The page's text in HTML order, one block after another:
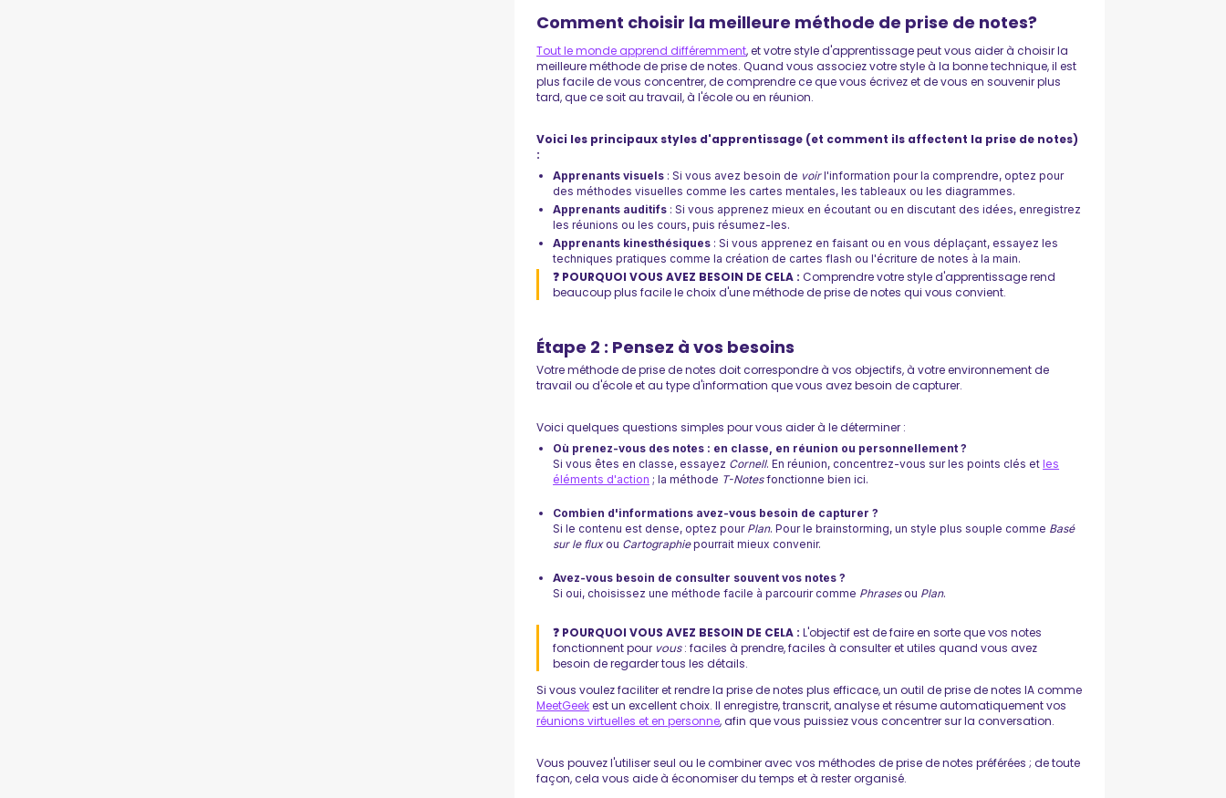
Comment choisir la meilleure méthode de prise de notes?
Tout le monde apprend différemment, et votre style d'apprentissage peut vous aider à choisir la
meilleure méthode de prise de notes. Quand vous associez votre style à la bonne technique, il est
plus facile de vous concentrer, de comprendre ce que vous écrivez et de vous en souvenir plus
tard, que ce soit au travail, à l'école ou en réunion.
Voici les principaux styles d'apprentissage (et comment ils affectent la prise de notes)
:
Apprenants visuels : Si vous avez besoin de voirl'information pour la comprendre, optez pour
des méthodes visuelles comme les cartes mentales, les tableaux ou les diagrammes.
Apprenants auditifs : Si vous apprenez mieux en écoutant ou en discutant des idées, enregistrez
les réunions ou les cours, puis résumez-les.
Apprenants kinesthésiques : Si vous apprenez en faisant ou en vous déplaçant, essayez les
techniques pratiques comme la création de cartes flash ou l'écriture de notes à la main.
❓ POURQUOI VOUS AVEZ BESOIN DE CELA : Comprendre votre style d'apprentissage rend
beaucoup plus facile le choix d'une méthode de prise de notes qui vous convient.
Étape 2 : Pensez à vos besoins
Votre méthode de prise de notes doit correspondre à vos objectifs, à votre environnement de
travail ou d'école et au type d'information que vous avez besoin de capturer.
Voici quelques questions simples pour vous aider à le déterminer :
Où prenez-vous des notes : en classe, en réunion ou personnellement ?
Si vous êtes en classe, essayez Cornell. En réunion, concentrez-vous sur les points clés etles
éléments d'action ; la méthode T-Notesfonctionne bien ici.
Combien d'informations avez-vous besoin de capturer ?
Si le contenu est dense, optez pour Plan. Pour le brainstorming, un style plus souple comme Basé
sur le fluxou Cartographiepourrait mieux convenir.
Avez-vous besoin de consulter souvent vos notes ?
Si oui, choisissez une méthode facile à parcourir comme Phrasesou Plan.
❓ POURQUOI VOUS AVEZ BESOIN DE CELA :L'objectif est de faire en sorte que vos notes
fonctionnent pour vous: faciles à prendre, faciles à consulter et utiles quand vous avez
besoin de regarder tous les détails.
Si vous voulez faciliter et rendre la prise de notes plus efficace, un outil de prise de notes IA comme
MeetGeekest un excellent choix. Il enregistre, transcrit, analyse et résume automatiquement vos
réunions virtuelles et en personne, afin que vous puissiez vous concentrer sur la conversation.
Vous pouvez l'utiliser seul ou le combiner avec vos méthodes de prise de notes préférées ; de toute
façon, cela vous aide à économiser du temps et à rester organisé.